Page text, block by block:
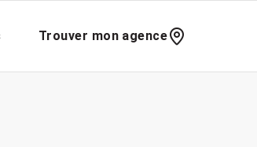
Trouver mon agence